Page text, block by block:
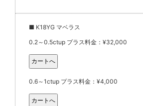
■ K18YG マベラス
0.2～0.5ctup プラス料金：¥32,000
0.6～1ctup プラス料金：¥4,000